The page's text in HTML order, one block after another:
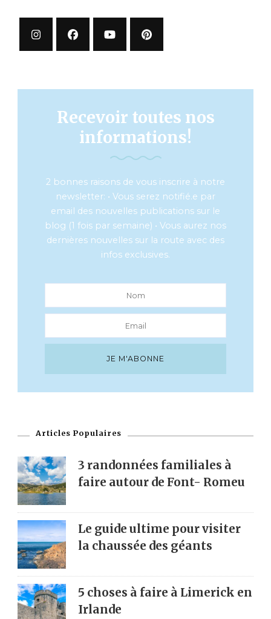
Recevoir toutes nos
informations!
2 bonnes raisons de vous inscrire à notre
newsletter: • Vous serez notifié.e par
email des nouvelles publications sur le
blog (1 fois par semaine) • Vous aurez nos
dernières nouvelles sur la route avec des
infos exclusives.
Articles Populaires
3 randonnées familiales à
faire autour de Font- Romeu
Le guide ultime pour visiter
la chaussée des géants
5 choses à faire à Limerick en
Irlande